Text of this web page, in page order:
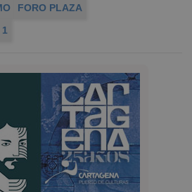
FORO PLAZA